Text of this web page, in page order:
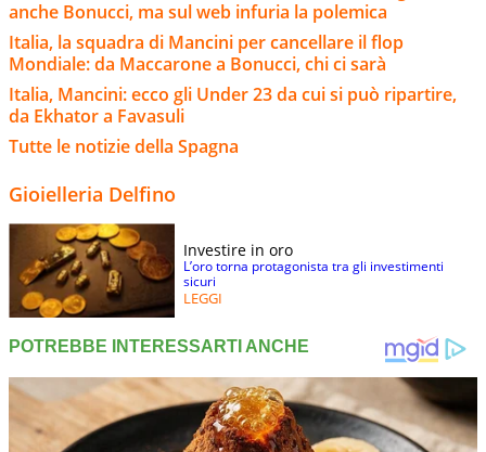
anche Bonucci, ma sul web infuria la polemica
Italia, la squadra di Mancini per cancellare il flop
Mondiale: da Maccarone a Bonucci, chi ci sarà
Italia, Mancini: ecco gli Under 23 da cui si può ripartire,
da Ekhator a Favasuli
Tutte le notizie della Spagna
Gioielleria Delfino
Investire in oro
L’oro torna protagonista tra gli investimenti
sicuri
LEGGI